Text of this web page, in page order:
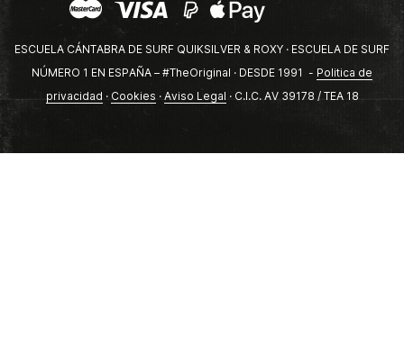
ESCUELA CÁNTABRA DE SURF QUIKSILVER & ROXY · ESCUELA DE SURF
NÚMERO 1 EN ESPAÑA – #TheOriginal · DESDE 1991 - Politica de
privacidad · Cookies · Aviso Legal · C.I.C. AV 39178 / TEA 18